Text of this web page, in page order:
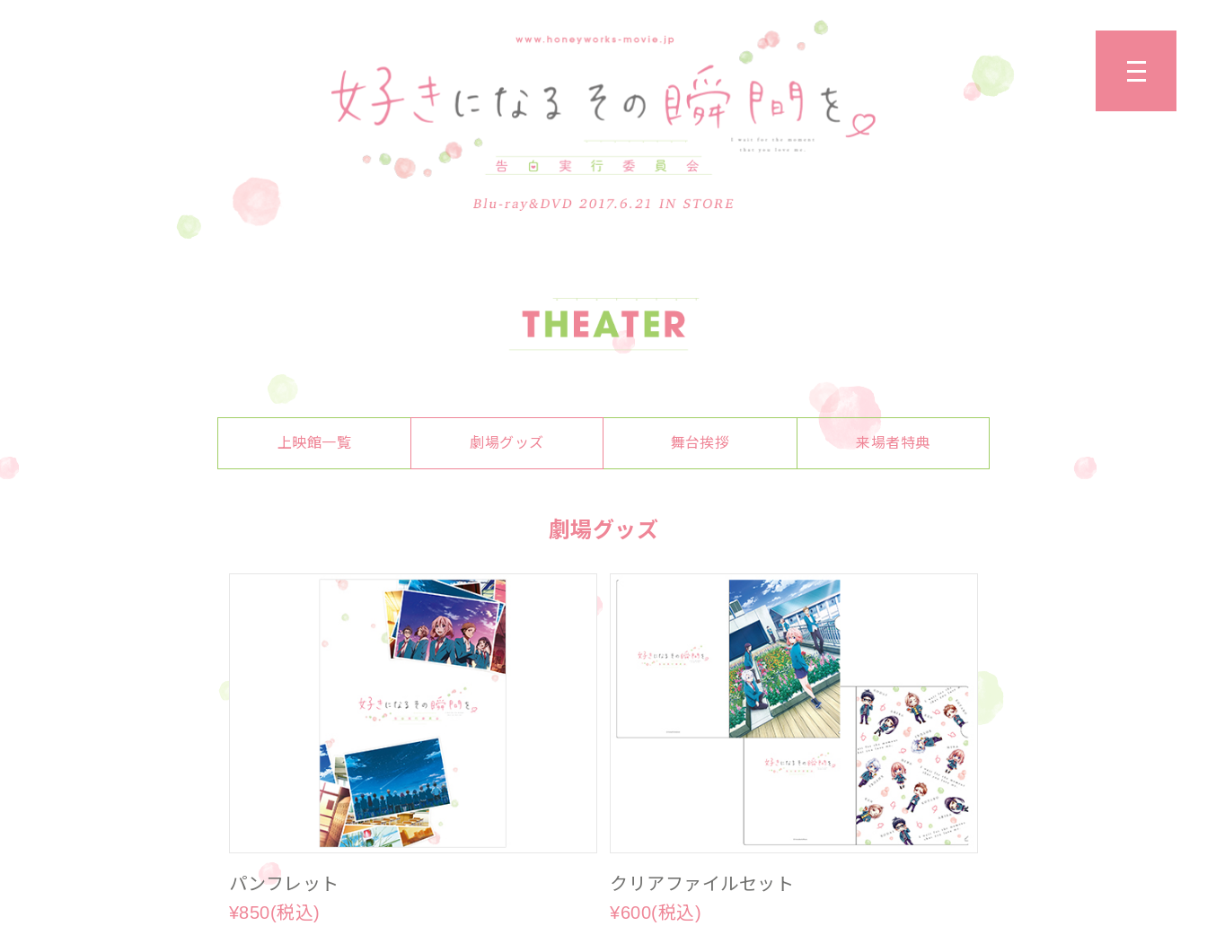
上映館一覧 劇場グッズ 舞台挨拶 来場者特典
劇場グッズ
パンフレット
¥850(税込)
クリアファイルセット
¥600(税込)